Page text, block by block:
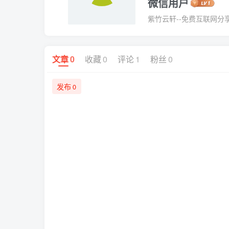
紫竹云轩--免费互联网分
文章0 收藏0 评论1 粉丝 0
发布0